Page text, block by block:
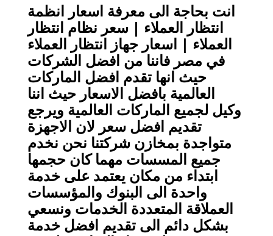
انت بحاجة الى معرفة اسعار انظمة
انتظار العملاء | سعر نظام انتظار
العملاء | اسعار جهاز انتظار العملاء
في مصر فاننا من افضل الشركات
حيث انها تقدم افضل الماركات
العالمية بافضل الاسعار حيث اننا
وكيل لجميع الماركات العالمية ويرجع
تقديم افضل سعر لان الاجهزة
متواجدة بمخازن شركتنا نحن نخدم
جميع المسسات مهما كان حجمها
ابتداء من مكان يعتمد على خدمة
واحدة الى البنوك والمؤسسات
العملاقة المتعددة الخدمات ونسعي
بشكل دائم الى تقديم افضل خدمة